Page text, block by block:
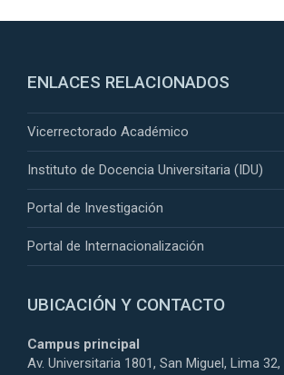
ENLACES RELACIONADOS
Vicerrectorado Académico
Instituto de Docencia Universitaria (IDU)
Portal de Investigación
Portal de Internacionalización
UBICACIÓN Y CONTACTO
Campus principal
Av. Universitaria 1801, San Miguel, Lima 32,